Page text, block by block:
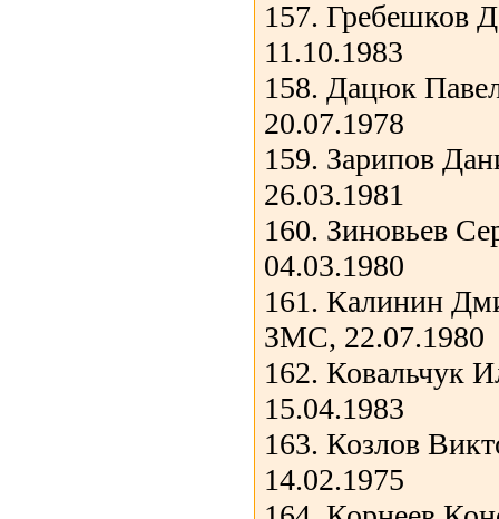
157. Гребешков
11.10.1983
158. Дацюк
20.07.1978
159. Зарипов
26.03.1981
160. Зиновьев
04.03.1980
161. Калинин
ЗМС, 22.07.1980
162. Ковальчук
15.04.1983
163. Козлов
14.02.1975